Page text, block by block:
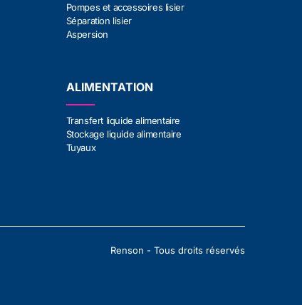
Pompes et accessoires lisier
Séparation lisier
Aspersion
ALIMENTATION
Transfert liquide alimentaire
Stockage liquide alimentaire
Tuyaux
Renson - Tous droits réservés